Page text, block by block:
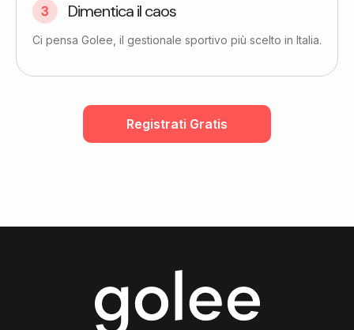
Dimentica il caos
Ci pensa Golee, il gestionale sportivo più scelto in Italia.
Registrati Gratis